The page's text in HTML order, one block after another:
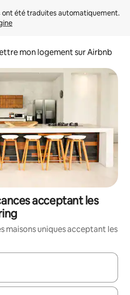
mon logement sur Airbnb
acceptant les
maisons uniques acceptant les
utilisez les flèches vers le